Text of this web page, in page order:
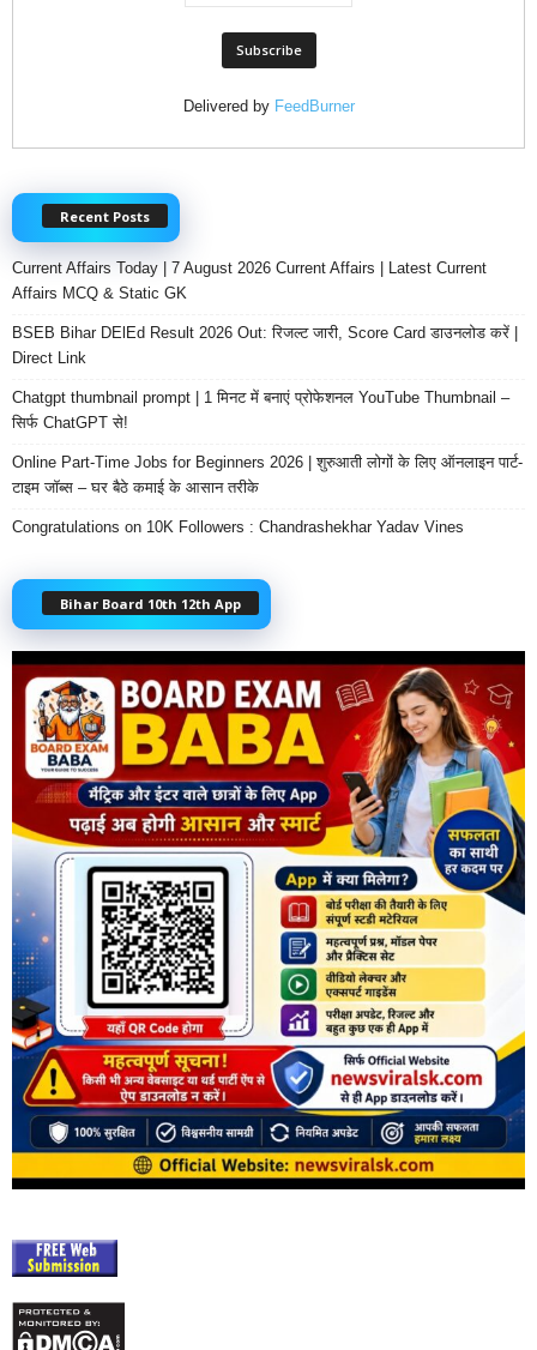
Delivered by FeedBurner
Recent Posts
Current Affairs Today | 7 August 2026 Current Affairs | Latest Current
Affairs MCQ & Static GK
BSEB Bihar DElEd Result 2026 Out: रिजल्ट जारी, Score Card डाउनलोड करें |
Direct Link
Chatgpt thumbnail prompt | 1 मिनट में बनाएं प्रोफेशनल YouTube Thumbnail –
सिर्फ ChatGPT से!
Online Part-Time Jobs for Beginners 2026 | शुरुआती लोगों के लिए ऑनलाइन पार्ट-
टाइम जॉब्स – घर बैठे कमाई के आसान तरीके
Congratulations on 10K Followers : Chandrashekhar Yadav Vines
Bihar Board 10th 12th App